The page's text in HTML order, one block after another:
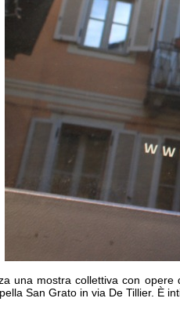
una mostra collettiva con opere
San Grato in via De Tillier. È